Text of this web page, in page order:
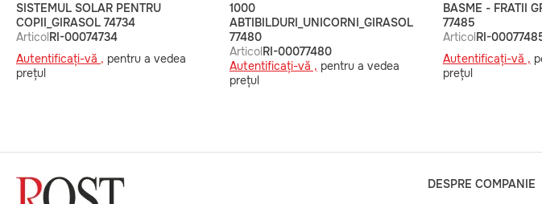
SISTEMUL SOLAR PENTRU
COPII_GIRASOL 74734
ArticolRI-00074734
Autentificați-vă , pentru a vedea
prețul
1000
ABTIBILDURI_UNICORNI_GIRASOL
77480
ArticolRI-00077480
Autentificați-vă , pentru a vedea
prețul
BASME - FRATII
77485
ArticolRI-
Autentificați-vă ,
prețul
DESPRE COMPANIE